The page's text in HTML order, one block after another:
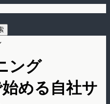
ング
始める自社サ